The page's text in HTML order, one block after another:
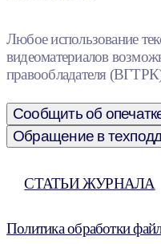
Любое использование
видеоматериалов
правообладателя
Сообщить об
Обращение в
СТАТЬИ ЖУРНАЛА
Политика обработки